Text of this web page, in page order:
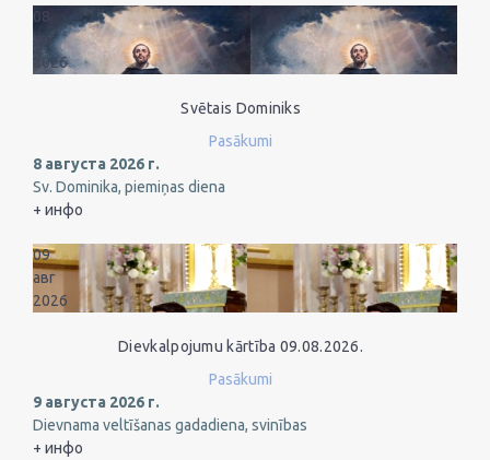
08
авг
2026
Svētais Dominiks
Pasākumi
8 августа 2026 г.
Sv. Dominika, piemiņas diena
+ инфо
09
авг
2026
Dievkalpojumu kārtība 09.08.2026.
Pasākumi
9 августа 2026 г.
Dievnama veltīšanas gadadiena, svinības
+ инфо